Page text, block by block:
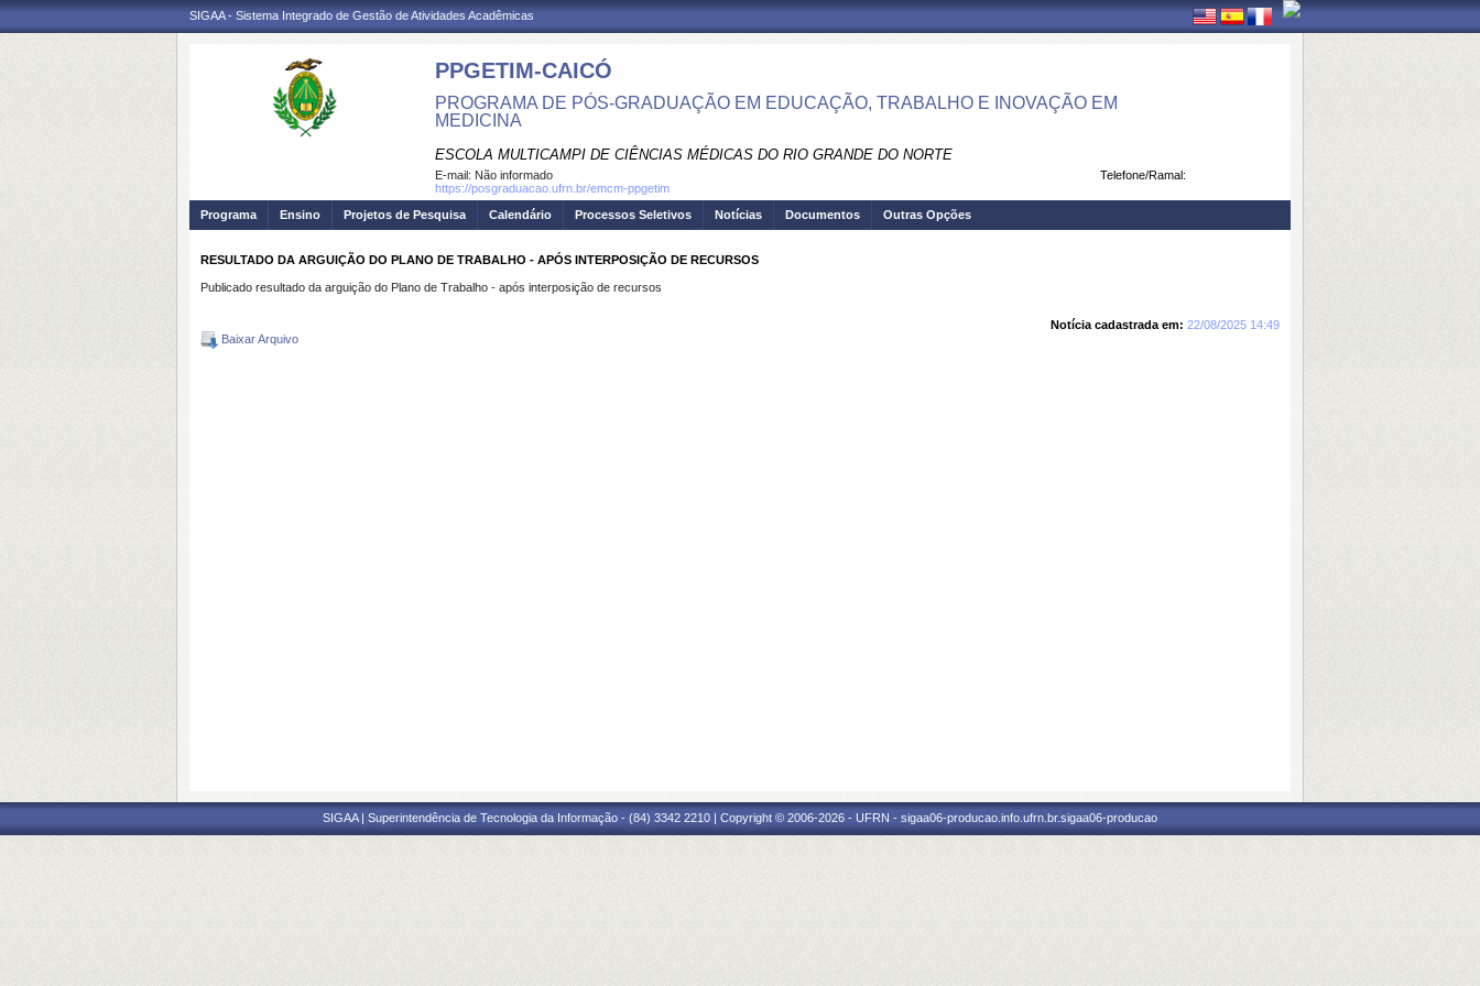
SIGAA - Sistema Integrado de Gestão de Atividades Acadêmicas
PPGETIM-CAICÓ
PROGRAMA DE PÓS-GRADUAÇÃO EM EDUCAÇÃO, TRABALHO E INOVAÇÃO EM
MEDICINA
ESCOLA MULTICAMPI DE CIÊNCIAS MÉDICAS DO RIO GRANDE DO NORTE
Telefone/Ramal:
E-mail: Não informado
https://posgraduacao.ufrn.br/emcm-ppgetim
Programa
Ensino Projetos de Pesquisa Calendário Processos Seletivos Notícias Documentos Outras Opções
RESULTADO DA ARGUIÇÃO DO PLANO DE TRABALHO - APÓS INTERPOSIÇÃO DE RECURSOS
Publicado resultado da arguição do Plano de Trabalho - após interposição de recursos
Notícia cadastrada em: 22/08/2025 14:49
Baixar Arquivo
SIGAA | Superintendência de Tecnologia da Informação - (84) 3342 2210 | Copyright © 2006-2026 - UFRN - sigaa06-producao.info.ufrn.br.sigaa06-producao